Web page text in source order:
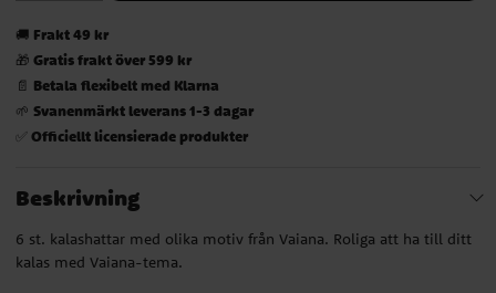
🚚 Frakt 49 kr
🎁 Gratis frakt över 599 kr
📄 Betala flexibelt med Klarna
🌱 Svanenmärkt leverans 1-3 dagar
✅ Officiellt licensierade produkter
Beskrivning
6 st. kalashattar med olika motiv från Vaiana. Roliga att ha till ditt
kalas med Vaiana-tema.